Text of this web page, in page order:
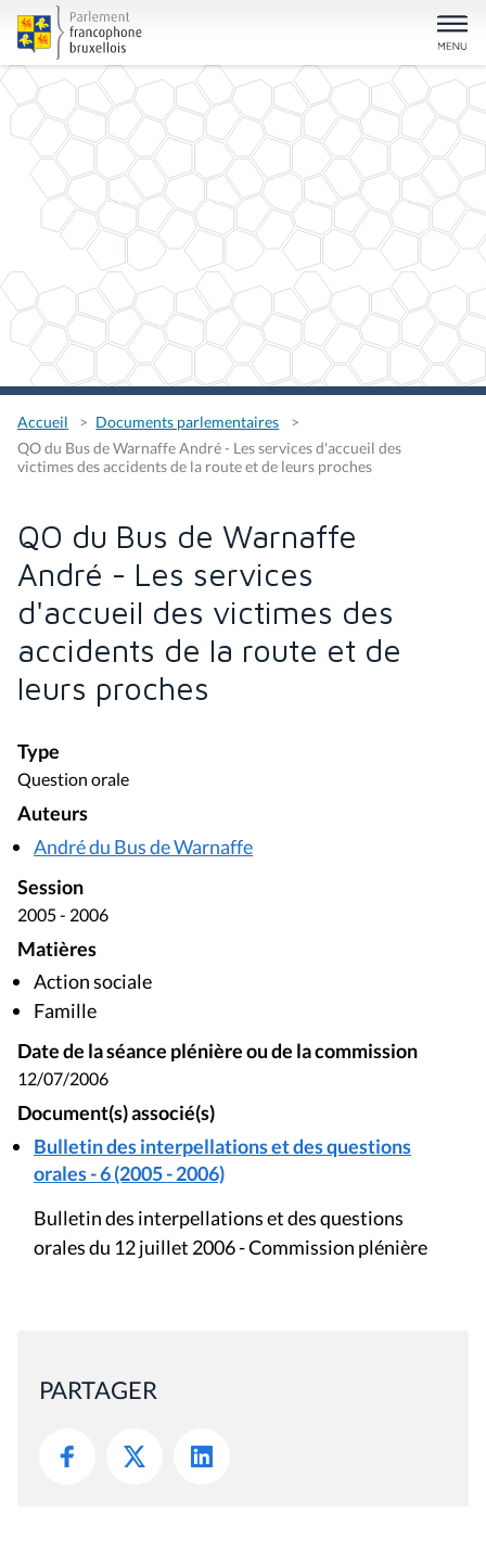
Accueil
Documents parlementaires
QO du Bus de Warnaffe André - Les services d'accueil des
victimes des accidents de la route et de leurs proches
QO du Bus de Warnaffe
André - Les services
d'accueil des victimes des
accidents de la route et de
leurs proches
Type
Question orale
Auteurs
André du Bus de Warnaffe
Session
2005 - 2006
Matières
Action sociale
Famille
Date de la séance plénière ou de la commission
12/07/2006
Document(s) associé(s)
Bulletin des interpellations et des questions
orales - 6 (2005 - 2006)
Bulletin des interpellations et des questions
orales du 12 juillet 2006 - Commission plénière
PARTAGER